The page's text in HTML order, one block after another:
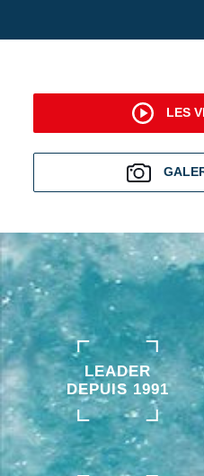
LES
LEADER
DEPUIS 1991